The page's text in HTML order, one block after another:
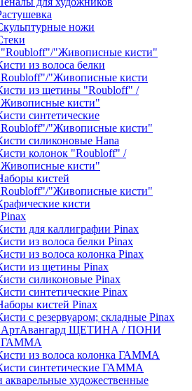
ножи
"Живописные кисти"
из волоса белки
"Живописные кисти
из щетины "Roubloff" /
кисти"
синтетические
"Живописные кисти"
силиконовые Hana
колонок "Roubloff" /
кисти"
кистей
"Живописные кисти"
кисти
для каллиграфии Pinax
из волоса белки Pinax
из волоса колонка Pinax
из щетины Pinax
силиконовые Pinax
синтетические Pinax
кистей Pinax
с резервуаром; складные Pinax
АртАвангард ЩЕТИНА / ПОНИ
ГАММА
из волоса колонка ГАММА
синтетические ГАММА
акварельные художественные